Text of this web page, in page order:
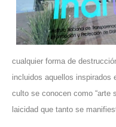
cualquier forma de
incluidos aquellos inspirados
culto se conocen como “arte
laicidad que tanto se